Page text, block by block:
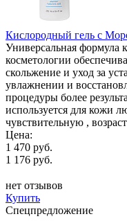
Кислородный гель с
Универсальная формула
косметологии
скольжение и уход за
увлажнении и
процедуры более
используется для кожи
чувствительную ,
Цена:
1 470 руб.
1 176 руб.
нет отзывов
Купить
Спецпредложение